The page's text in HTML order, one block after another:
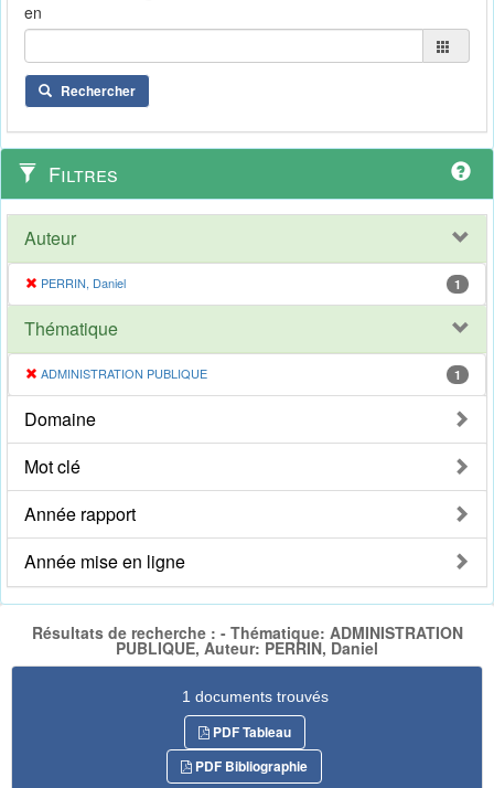
en
Rechercher
Filtres
Auteur
PERRIN, Daniel 1
Thématique
ADMINISTRATION PUBLIQUE 1
Domaine
Mot clé
Année rapport
Année mise en ligne
Résultats de recherche : - Thématique: ADMINISTRATION
PUBLIQUE, Auteur: PERRIN, Daniel
1 documents trouvés
PDF Tableau
PDF Bibliographie